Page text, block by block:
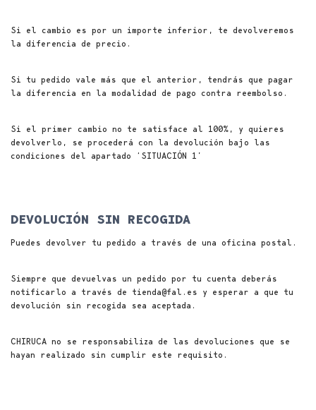
Si el cambio es por un importe inferior, te devolveremos
la diferencia de precio.
Si tu pedido vale más que el anterior, tendrás que pagar
la diferencia en la modalidad de pago contra reembolso.
Si el primer cambio no te satisface al 100%, y quieres
devolverlo, se procederá con la devolución bajo las
condiciones del apartado ‘SITUACIÓN 1’
DEVOLUCIÓN SIN RECOGIDA
Puedes devolver tu pedido a través de una oficina postal.
Siempre que devuelvas un pedido por tu cuenta deberás
notificarlo a través de tienda@fal.es y esperar a que tu
devolución sin recogida sea aceptada.
CHIRUCA no se responsabiliza de las devoluciones que se
hayan realizado sin cumplir este requisito.